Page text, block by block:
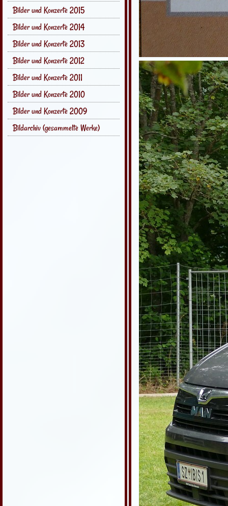
Bilder und Konzerte 2015
Bilder und Konzerte 2014
Bilder und Konzerte 2013
Bilder und Konzerte 2012
Bilder und Konzerte 2011
Bilder und Konzerte 2010
Bilder und Konzerte 2009
Bildarchiv (gesammelte Werke)